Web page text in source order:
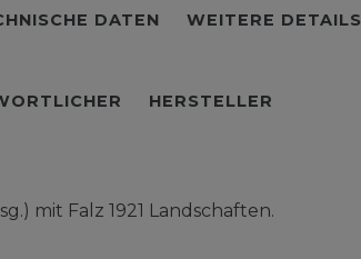
DATEN WEITERE DETAILS
HERSTELLER
mit Falz 1921 Landschaften.